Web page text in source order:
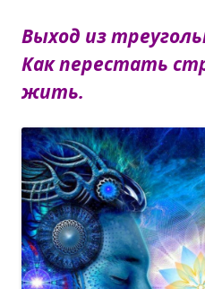
Выход из
Как перестать
жить.